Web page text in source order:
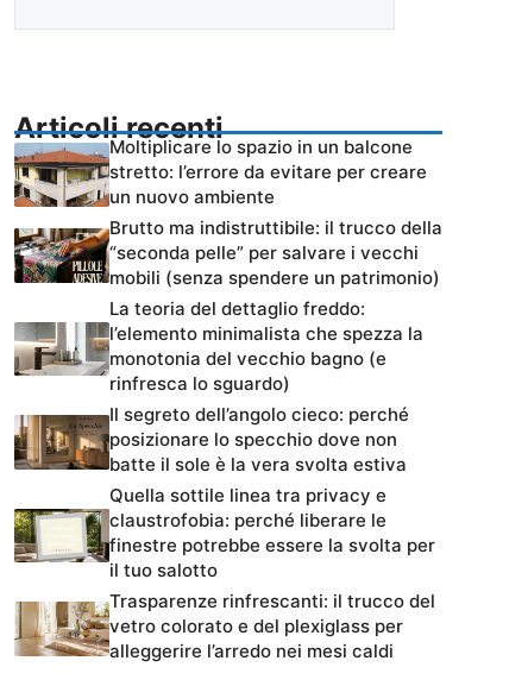
Articoli recenti
Moltiplicare lo spazio in un balcone
stretto: l’errore da evitare per creare
un nuovo ambiente
Brutto ma indistruttibile: il trucco della
“seconda pelle” per salvare i vecchi
mobili (senza spendere un patrimonio)
La teoria del dettaglio freddo:
l’elemento minimalista che spezza la
monotonia del vecchio bagno (e
rinfresca lo sguardo)
Il segreto dell’angolo cieco: perché
posizionare lo specchio dove non
batte il sole è la vera svolta estiva
Quella sottile linea tra privacy e
claustrofobia: perché liberare le
finestre potrebbe essere la svolta per
il tuo salotto
Trasparenze rinfrescanti: il trucco del
vetro colorato e del plexiglass per
alleggerire l’arredo nei mesi caldi